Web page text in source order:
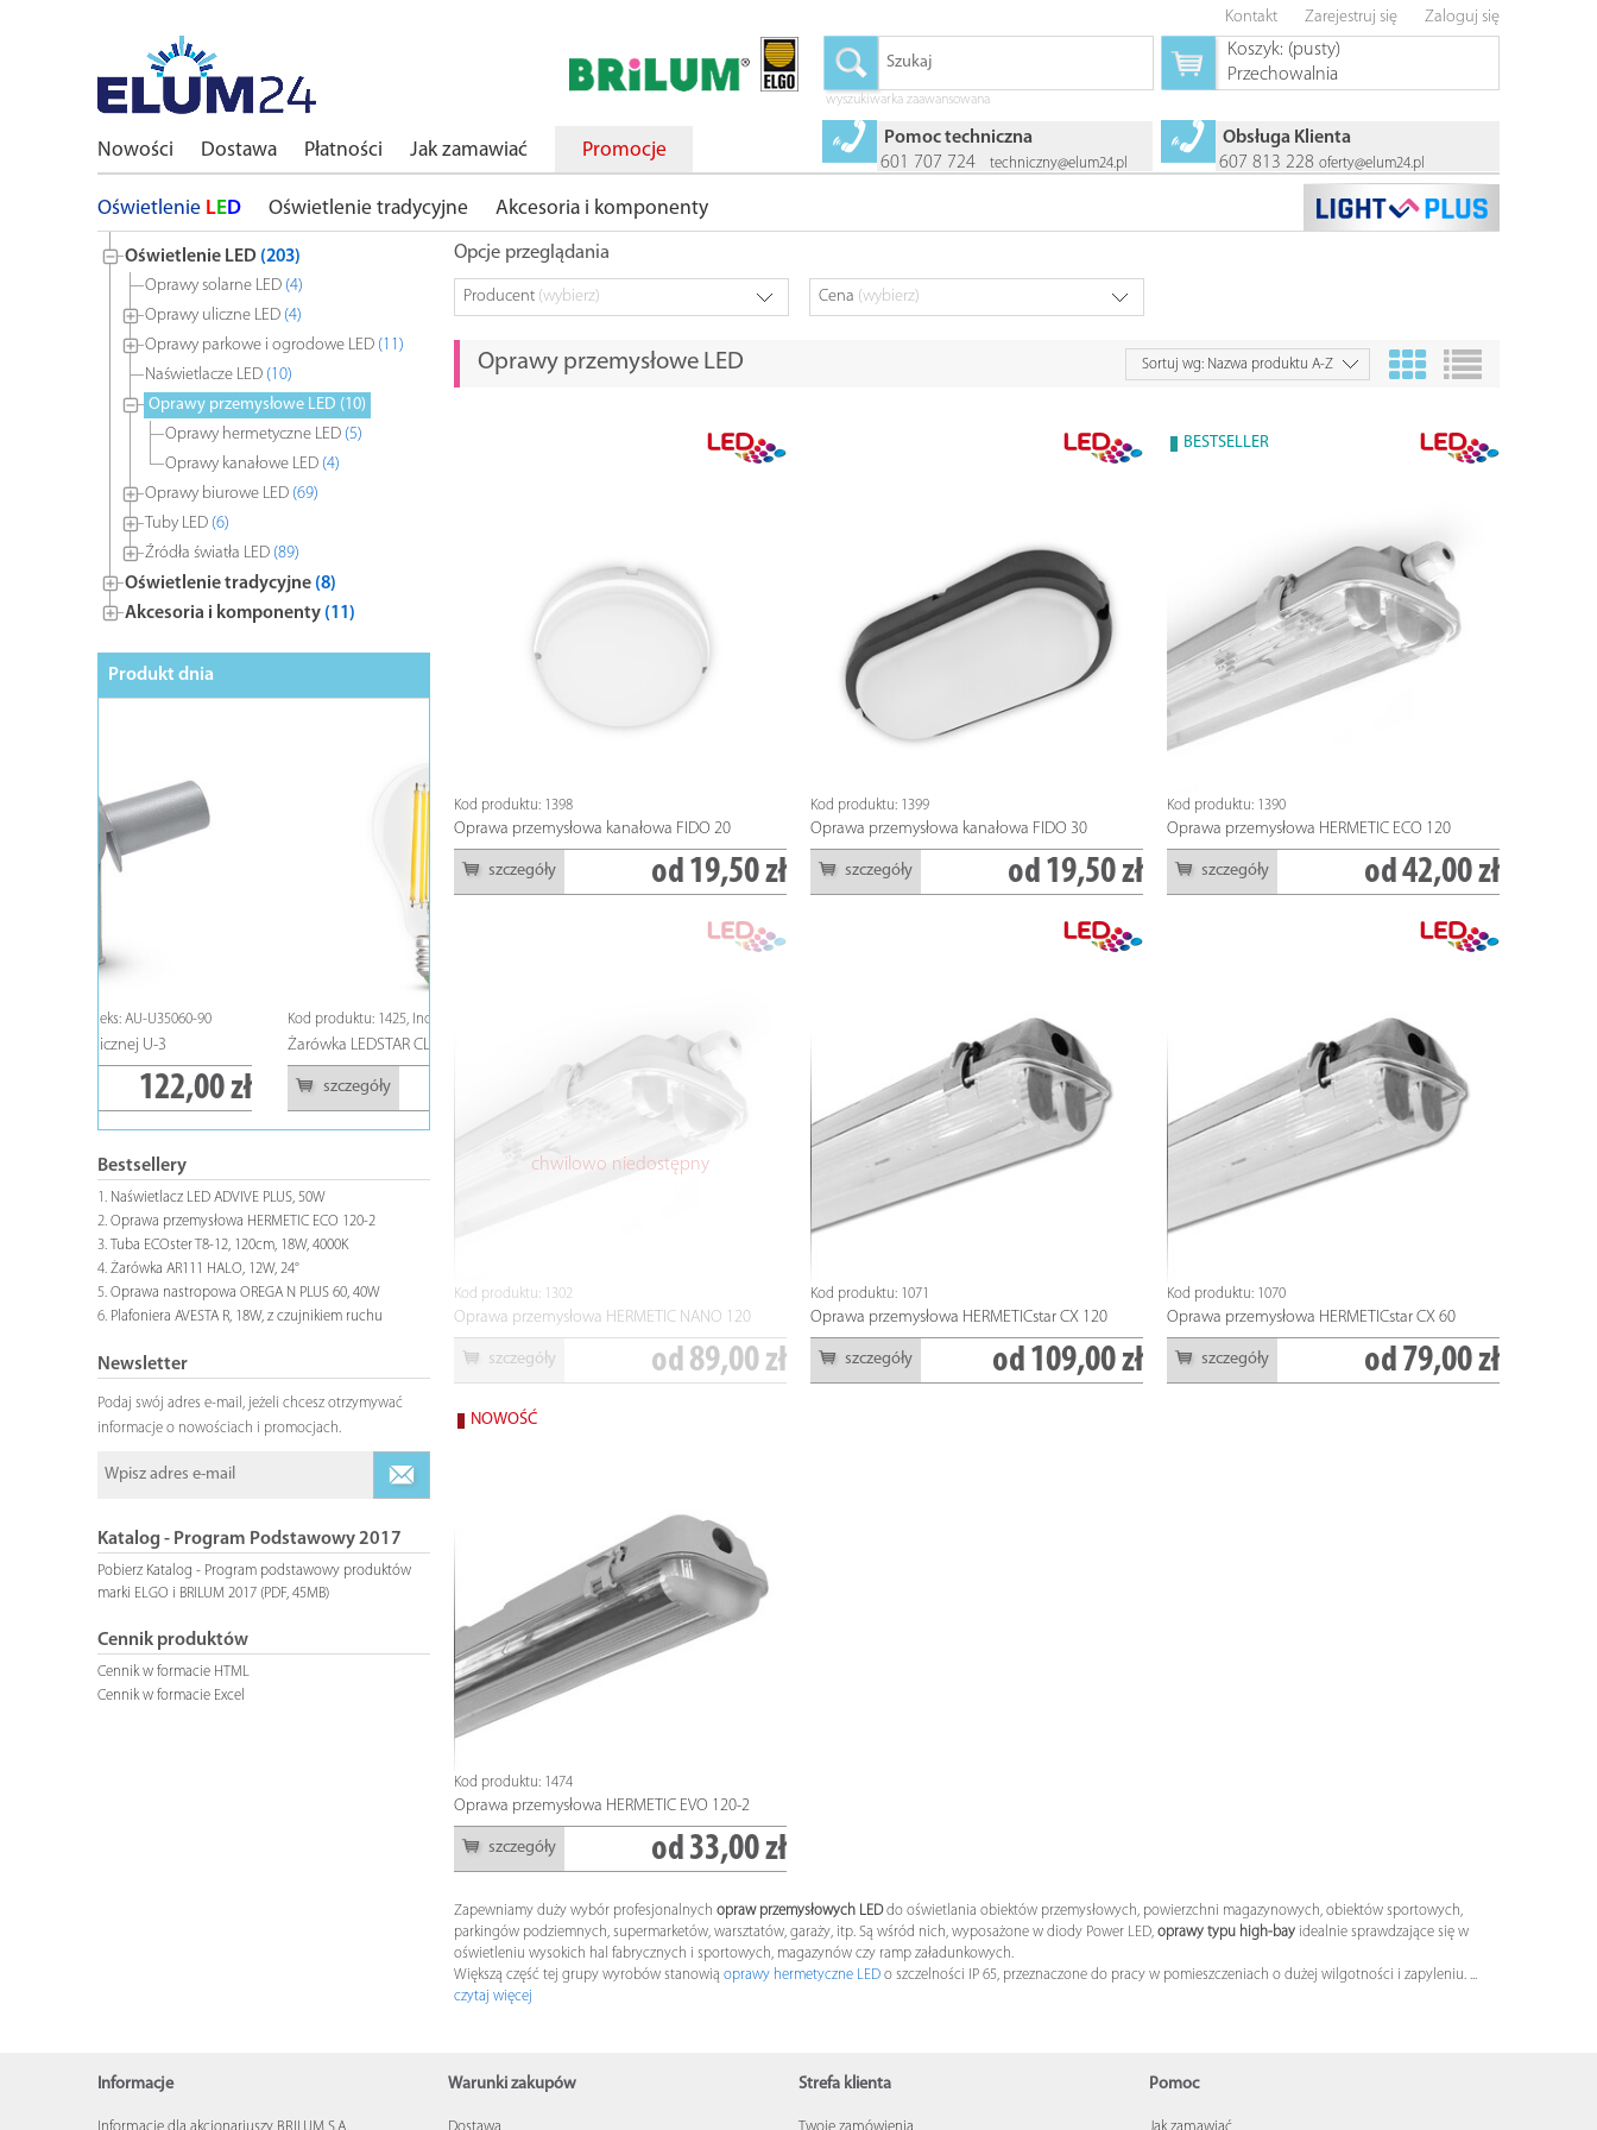
Kontakt Zarejestruj się Zaloguj się
Koszyk: (pusty)
Przechowalnia
wyszukiwarka zaawansowana
Nowości Dostawa Płatności Jak zamawiać Promocje
Obsługa Klienta
607 813 228 oferty@elum24.pl
Pomoc techniczna
601 707 724
techniczny@elum24.pl
Oświetlenie LED Oświetlenie tradycyjne Akcesoria i komponenty
Oświetlenie LED (203)
Oprawy solarne LED (4)
Oprawy uliczne LED (4)
Oprawy parkowe i ogrodowe LED (11)
Naświetlacze LED (10)
Oprawy przemysłowe LED (10)
Oprawy hermetyczne LED (5)
Oprawy kanałowe LED (4)
Oprawy biurowe LED (69)
Tuby LED (6)
Źródła światła LED (89)
Oświetlenie tradycyjne (8)
Akcesoria i komponenty (11)
Produkt dnia
Kod produktu: 1425, Indeks: ZL-FE6813-40
Żarówka LEDSTAR CLASIC E27, A68, 13W
szczegóły 14,50 zł
Tuba ECOster T8-12, 120cm, 18W, 4000K
5,95 zł
Kod produktu: 0921, Indeks: ZL-FE6009-30
Żarówka LEDSTAR CLASIC E27, 9W, CB
szczegóły 9,70 zł
NOWOŚĆ
Oprawa uliczna LED NOVUM PLUS 50
54,00 zł
Bestsellery
Naświetlacz LED ADVIVE PLUS, 50W
Oprawa przemysłowa HERMETIC ECO 120-2
Tuba ECOster T8-12, 120cm, 18W, 4000K
Żarówka AR111 HALO, 12W, 24°
Oprawa nastropowa OREGA N PLUS 60, 40W
Plafoniera AVESTA R, 18W, z czujnikiem ruchu
Newsletter
Podaj swój adres e-mail, jeżeli chcesz otrzymywać
informacje o nowościach i promocjach.
Katalog - Program Podstawowy 2017
Pobierz Katalog - Program podstawowy produktów
marki ELGO i BRILUM 2017 (PDF, 45MB)
Cennik produktów
Cennik w formacie HTML
Cennik w formacie Excel
Opcje przeglądania
Producent (wybierz) Cena (wybierz)
Oprawy przemysłowe LED Sortuj wg: Nazwa produktu A-Z
Kod produktu: 1398
Oprawa przemysłowa kanałowa FIDO 20
szczegóły od19,50 zł
Kod produktu: 1399
Oprawa przemysłowa kanałowa FIDO 30
szczegóły od19,50 zł
BESTSELLER
Kod produktu: 1390
Oprawa przemysłowa HERMETIC ECO 120
szczegóły od42,00 zł
Kod produktu: 1302
Oprawa przemysłowa HERMETIC NANO 120
szczegóły od89,00 zł
chwilowo niedostępny
Kod produktu: 1071
Oprawa przemysłowa HERMETICstar CX 120
szczegóły od109,00 zł
Kod produktu: 1070
Oprawa przemysłowa HERMETICstar CX 60
szczegóły od79,00 zł
NOWOŚĆ
Kod produktu: 1474
Oprawa przemysłowa HERMETIC EVO 120-2
szczegóły od33,00 zł
Zapewniamy duży wybór profesjonalnych opraw przemysłowych LEDdo oświetlania obiektów przemysłowych, powierzchni magazynowych, obiektów sportowych,
parkingów podziemnych, supermarketów, warsztatów, garaży, itp. Są wśród nich, wyposażone w diody Power LED, oprawy typu high-bay idealnie sprawdzające się w
oświetleniu wysokich hal fabrycznych i sportowych, magazynów czy ramp załadunkowych.
Większą część tej grupy wyrobów stanowią oprawy hermetyczne LED o szczelności IP 65, przeznaczone do pracy w pomieszczeniach o dużej wilgotności i zapyleniu. ...
czytaj więcej
Informacje Warunki zakupów Strefa klienta Pomoc